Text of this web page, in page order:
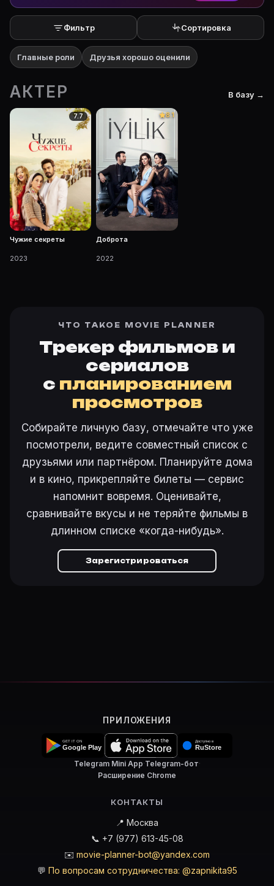
Фильтр Сортировка
Главные роли Друзья хорошо оценили
АКТЕР В базу →
7.7
Чужие секреты
2023
8.1
Доброта
2022
ЧТО ТАКОЕ MOVIE PLANNER
Трекер фильмов и
сериалов
с планированием
просмотров
Собирайте личную базу, отмечайте что уже
посмотрели, ведите совместный список с
друзьями или партнёром. Планируйте дома
и в кино, прикрепляйте билеты — сервис
напомнит вовремя. Оценивайте,
сравнивайте вкусы и не теряйте фильмы в
длинном списке «когда-нибудь».
Зарегистрироваться
ПРИЛОЖЕНИЯ
Telegram Mini App·Telegram-бот·
Расширение Chrome
КОНТАКТЫ
📍 Москва
📞 +7 (977) 613-45-08
✉️ movie-planner-bot@yandex.com
💬 По вопросам сотрудничества: @zapnikita95